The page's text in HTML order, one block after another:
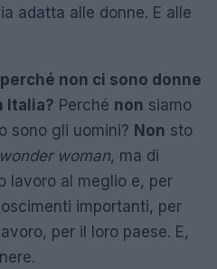
adatta alle donne. E alle
non ci sono donne
Italia? Perché non siamo
sono gli uomini? Non sto
wonder woman, ma di
lavoro al meglio e, per
importanti, per
per il loro paese. E,